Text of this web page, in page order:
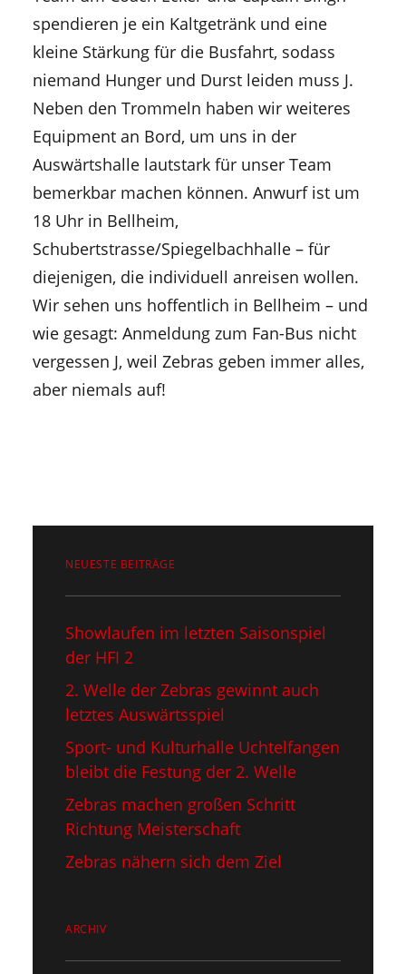
spendieren je ein Kaltgetränk und eine
kleine Stärkung für die Busfahrt, sodass
niemand Hunger und Durst leiden muss J.
Neben den Trommeln haben wir weiteres
Equipment an Bord, um uns in der
Auswärtshalle lautstark für unser Team
bemerkbar machen können. Anwurf ist um
18 Uhr in Bellheim,
Schubertstrasse/Spiegelbachhalle – für
diejenigen, die individuell anreisen wollen.
Wir sehen uns hoffentlich in Bellheim – und
wie gesagt: Anmeldung zum Fan-Bus nicht
vergessen J, weil Zebras geben immer alles,
aber niemals auf!
NEUESTE BEITRÄGE
Showlaufen im letzten Saisonspiel​
der HFI 2
2. Welle der Zebras gewinnt auch
letztes Auswärtsspiel
Sport- und Kulturhalle Uchtelfangen
bleibt die Festung der 2. Welle
Zebras machen großen Schritt
Richtung Meisterschaft
Zebras nähern sich dem Ziel
ARCHIV